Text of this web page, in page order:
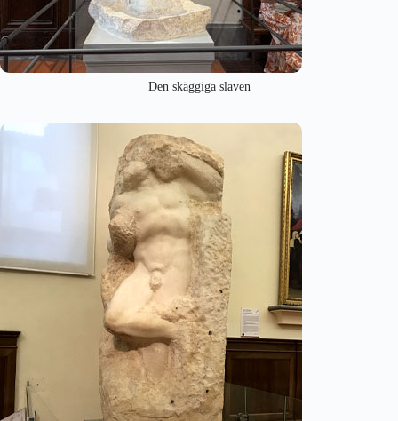
Den skäggiga slaven